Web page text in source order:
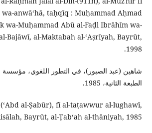
anwāʻhā, taḥqīq : Muḥammad Aḥmad
wa-Muḥammad Abū al-Faḍl Ibrāhīm wa-
Bajāwī, al-Maktabah al-ʻAṣrīyah, Bayrūt,
1998.
شاهين (عبد الصبور)، في التطور اللغوي، مؤسسة
الطبعة الثانية، 1985.
al-Ṣabūr), fī al-taṭawwur al-lughawī,
Bayrūt, al-Ṭabʻah al-thāniyah, 1985.